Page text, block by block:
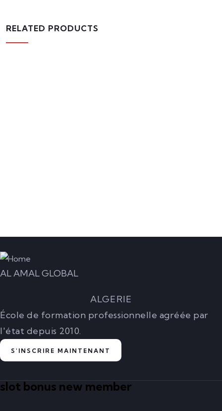
RELATED PRODUCTS
AL AMAL GLOBAL
ALGERIE
École de formation professionnelle agréée par
l'état depuis 2010.
S'INSCRIRE MAINTENANT
slot bonus new member